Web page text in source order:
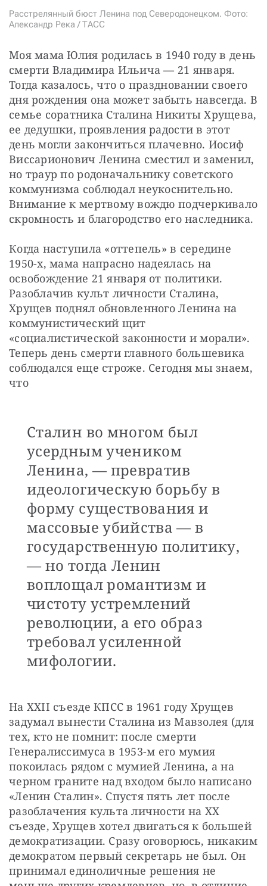
Расстрелянный бюст Ленина под Северодонецком. Фото:
Александр Река / ТАСС
Моя мама Юлия родилась в 1940 году в день
смерти Владимира Ильича — 21 января.
Тогда казалось, что о праздновании своего
дня рождения она может забыть навсегда. В
семье соратника Сталина Никиты Хрущева,
ее дедушки, проявления радости в этот
день могли закончиться плачевно. Иосиф
Виссарионович Ленина сместил и заменил,
но траур по родоначальнику советского
коммунизма соблюдал неукоснительно.
Внимание к мертвому вождю подчеркивало
скромность и благородство его наследника.
Когда наступила «оттепель» в середине
1950-х, мама напрасно надеялась на
освобождение 21 января от политики.
Разоблачив культ личности Сталина,
Хрущев поднял обновленного Ленина на
коммунистический щит
«социалистической законности и морали».
Теперь день смерти главного большевика
соблюдался еще строже. Сегодня мы знаем,
что
Сталин во многом был
усердным учеником
Ленина, — превратив
идеологическую борьбу в
форму существования и
массовые убийства — в
государственную политику,
— но тогда Ленин
воплощал романтизм и
чистоту устремлений
революции, а его образ
требовал усиленной
мифологии.
На ХХII съезде КПСС в 1961 году Хрущев
задумал вынести Сталина из Мавзолея (для
тех, кто не помнит: после смерти
Генералиссимуса в 1953-м его мумия
покоилась рядом с мумией Ленина, а на
черном граните над входом было написано
«Ленин Сталин». Спустя пять лет после
разоблачения культа личности на ХХ
съезде, Хрущев хотел двигаться к большей
демократизации. Сразу оговорюсь, никаким
демократом первый секретарь не был. Он
принимал единоличные решения не